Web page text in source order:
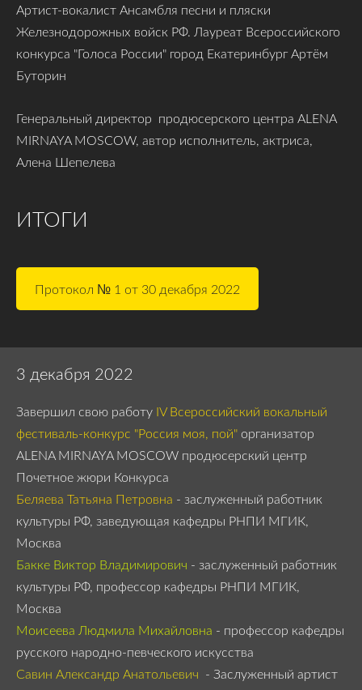
Артист-вокалист Ансамбля песни и пляски
Железнодорожных войск РФ. Лауреат Всероссийского
конкурса "Голоса России" город Екатеринбург Артём
Буторин
Генеральный директор продюсерского центра ALENA
MIRNAYA MOSCOW, автор исполнитель, актриса,
Алена Шепелева
ИТОГИ
Протокол № 1 от 30 декабря 2022
3 декабря 2022
Завершил свою работу IV Всероссийский вокальный
фестиваль-конкурс "Россия моя, пой" организатор
ALENA MIRNAYA MOSCOW продюсерский центр
Почетное жюри Конкурса
Беляева Татьяна Петровна - заслуженный работник
культуры РФ, заведующая кафедры РНПИ МГИК,
Москва
Бакке Виктор Владимирович - заслуженный работник
культуры РФ, профессор кафедры РНПИ МГИК,
Москва
Моисеева Людмила Михайловна - профессор кафедры
русского народно-певческого искусства
Савин Александр Анатольевич - Заслуженный артист